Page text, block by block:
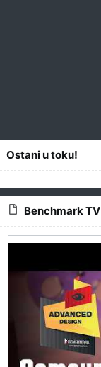
Ostani u toku!
Benchmark TV